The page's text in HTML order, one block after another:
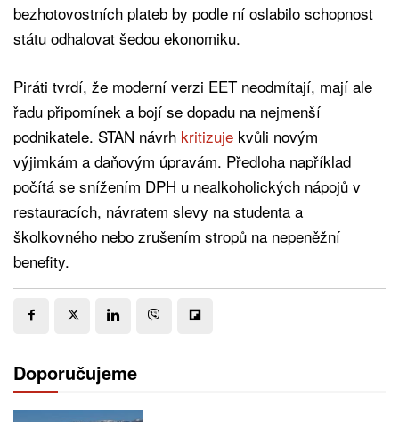
bezhotovostních plateb by podle ní oslabilo schopnost
státu odhalovat šedou ekonomiku.
Piráti tvrdí, že moderní verzi EET neodmítají, mají ale
řadu připomínek a bojí se dopadu na nejmenší
podnikatele. STAN návrh kritizuje kvůli novým
výjimkám a daňovým úpravám. Předloha například
počítá se snížením DPH u nealkoholických nápojů v
restauracích, návratem slevy na studenta a
školkovného nebo zrušením stropů na nepeněžní
benefity.
Doporučujeme